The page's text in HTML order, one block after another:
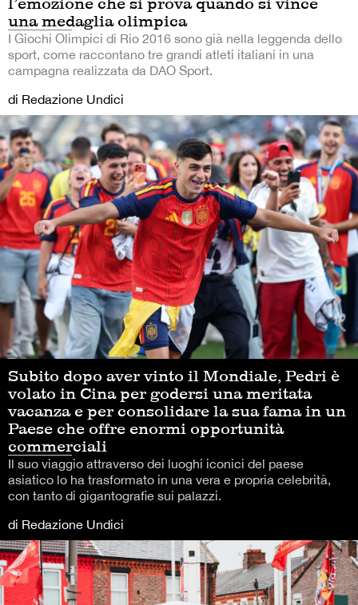
una medaglia olimpica
I Giochi Olimpici di Rio 2016 sono già nella leggenda dello
sport, come raccontano tre grandi atleti italiani in una
campagna realizzata da DAO Sport.
di Redazione Undici
Subito dopo aver vinto il Mondiale, Pedri è
volato in Cina per godersi una meritata
vacanza e per consolidare la sua fama in un
Paese che offre enormi opportunità
commerciali
Il suo viaggio attraverso dei luoghi iconici del paese
asiatico lo ha trasformato in una vera e propria celebrità,
con tanto di gigantografie sui palazzi.
di Redazione Undici